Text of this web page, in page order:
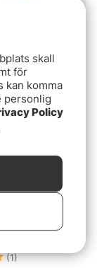
TR13B Brons
(1)5.0 utav 5
skall
för
kan komma
personlig
Policy